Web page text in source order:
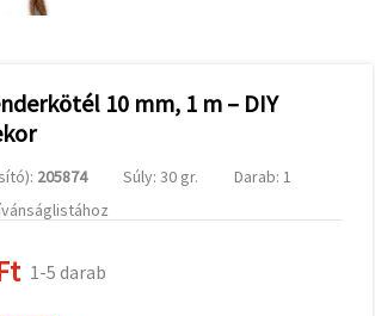
10 mm, 1 m – DIY
205874 Súly: 30 gr.
Darab: 1
1-5 darab